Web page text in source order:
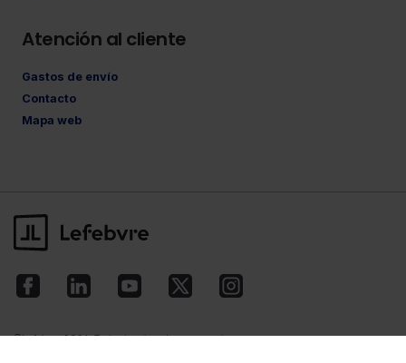
Atención al cliente
Gastos de envío
Contacto
Mapa web